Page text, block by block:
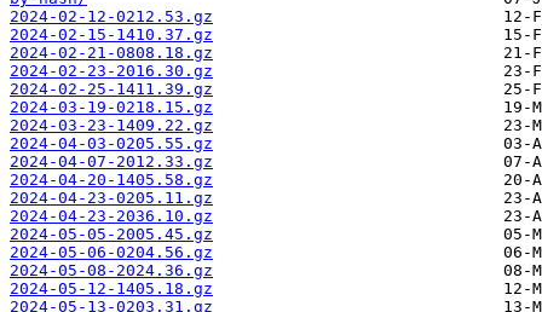
2024-02-12-0212.53.gz
2024-02-15-1410.37.gz
2024-02-21-0808.18.gz
2024-02-23-2016.30.gz
2024-02-25-1411.39.gz
2024-03-19-0218.15.gz
2024-03-23-1409.22.gz
2024-04-03-0205.55.gz
2024-04-07-2012.33.gz
2024-04-20-1405.58.gz
2024-04-23-0205.11.gz
2024-04-23-2036.10.gz
2024-05-05-2005.45.gz
2024-05-06-0204.56.gz
2024-05-08-2024.36.gz
2024-05-12-1405.18.gz
2024-05-13-0203.31.gz